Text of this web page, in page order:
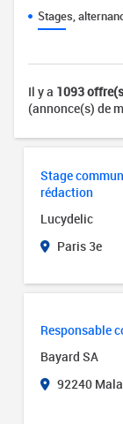
Stages,
Il y a 1093
(annonce(s) de
Stage
rédaction
Lucydelic
Paris 3e
Responsable
Bayard SA
92240